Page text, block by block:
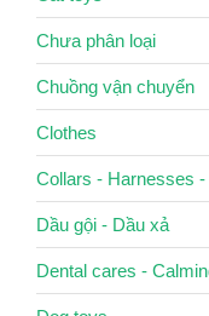
Chưa phân loại
Chuồng vận chuyển
Clothes
Collars - Harnesses -
Dầu gội - Dầu xả
Dental cares -